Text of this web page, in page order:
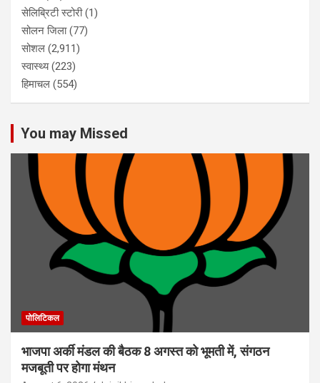
सेलिब्रिटी स्टोरी(1)
सोलन जिला(77)
सोशल (2,911)
स्वास्थ्य(223)
हिमाचल (554)
You may Missed
पोलिटिकल
भाजपा अर्की मंडल की बैठक 8 अगस्त को भूमती में, संगठन
मजबूती पर होगा मंथन